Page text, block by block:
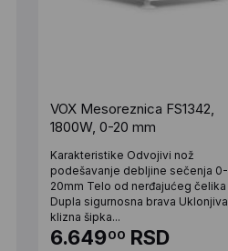
VOX Mesoreznica FS1342,
1800W, 0-20 mm
Karakteristike Odvojivi nož
podešavanje debljine sečenja 0-
20mm Telo od nerđajućeg čelika
Dupla sigurnosna brava Uklonjiva
klizna šipka...
6.64900 RSD